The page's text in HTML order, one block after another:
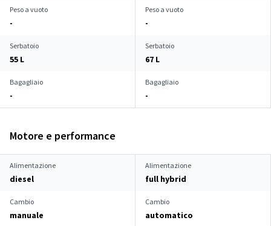
Peso a vuoto
-
Peso a vuoto
-
Serbatoio
55 L
Serbatoio
67 L
Bagagliaio
-
Bagagliaio
-
Motore e performance
Alimentazione
diesel
Alimentazione
full hybrid
Cambio
manuale
Cambio
automatico